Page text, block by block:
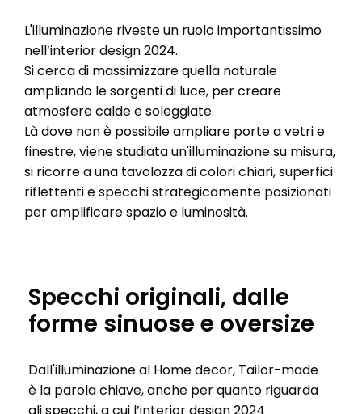
L'illuminazione riveste un ruolo importantissimo
nell’interior design 2024.
Si cerca di massimizzare quella naturale
ampliando le sorgenti di luce, per creare
atmosfere calde e soleggiate.
Là dove non è possibile ampliare porte a vetri e
finestre, viene studiata un'illuminazione su misura,
si ricorre a una tavolozza di colori chiari, superfici
riflettenti e specchi strategicamente posizionati
per amplificare spazio e luminosità.
Specchi originali, dalle
forme sinuose e oversize
Dall'illuminazione al Home decor, Tailor-made
è la parola chiave, anche per quanto riguarda